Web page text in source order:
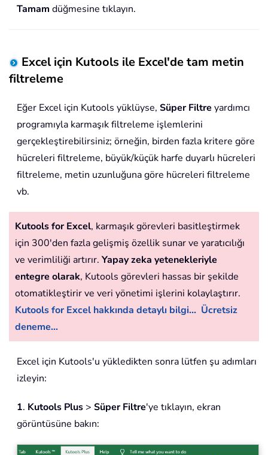
Tamam düğmesine tıklayın.
Excel için Kutools ile Excel'de tam metin
filtreleme
Eğer Excel için Kutools yüklüyse, Süper Filtre yardımcı
programıyla karmaşık filtreleme işlemlerini
gerçekleştirebilirsiniz; örneğin, birden fazla kritere göre
hücreleri filtreleme, büyük/küçük harfe duyarlı hücreleri
filtreleme, metin uzunluğuna göre hücreleri filtreleme
vb.
Kutools for Excel, karmaşık görevleri basitleştirmek
için 300'den fazla gelişmiş özellik sunar ve yaratıcılığı
ve verimliliği artırır. Yapay zeka yetenekleriyle
entegre olarak, Kutools görevleri hassas bir şekilde
otomatikleştirir ve veri yönetimi işlerini kolaylaştırır.
Kutools for Excel hakkında detaylı bilgi... Ücretsiz
deneme...
Excel için Kutools'u yükledikten sonra lütfen şu adımları
izleyin:
1. Kutools Plus > Süper Filtre'ye tıklayın, ekran
görüntüsüne bakın: